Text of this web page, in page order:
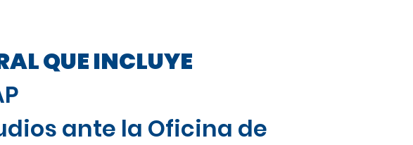
QUE INCLUYE
ante la Oficina de